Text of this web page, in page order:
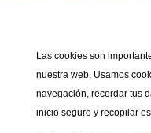
Las cookies son
nuestra web. Usamos
navegación, recordar tus
inicio seguro y recopilar